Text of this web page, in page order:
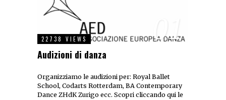
01
22738 VIEWS
Audizioni di danza
Organizziamo le audizioni per: Royal Ballet
School, Codarts Rotterdam, BA Contemporary
Dance ZHdK Zurigo ecc. Scopri cliccando qui le